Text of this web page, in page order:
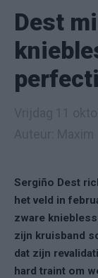
Dest
Sergiño Dest
het veld in
zware
zijn kruisband
dat zijn
hard traint om